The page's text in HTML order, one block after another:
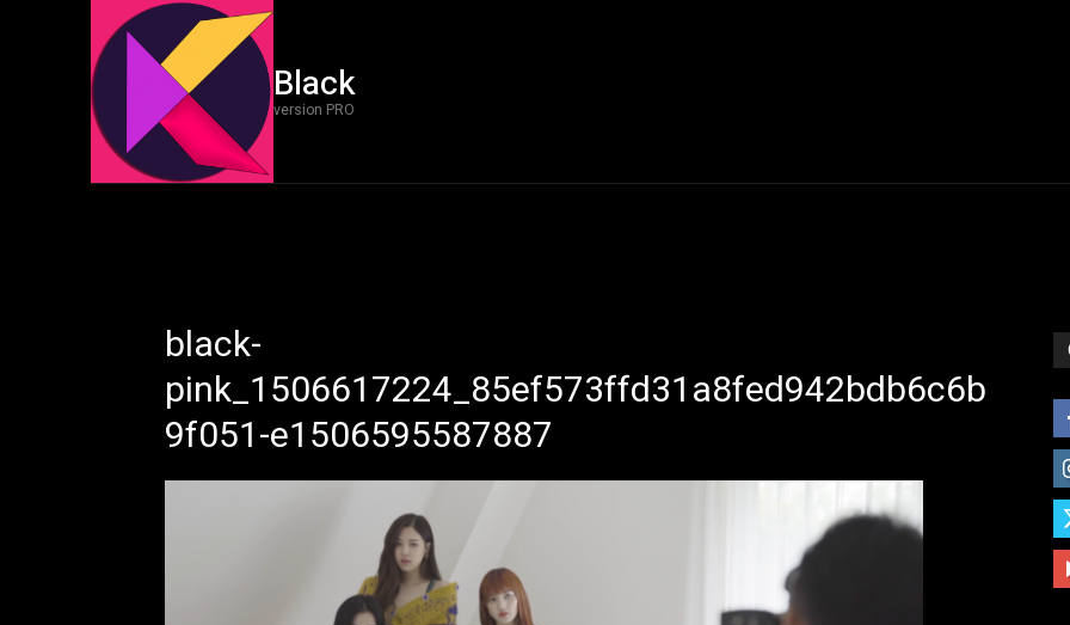
Black
version PRO
black-
pink_1506617224_85ef573ffd31a8fed942bdb6c6b
9f051-e1506595587887